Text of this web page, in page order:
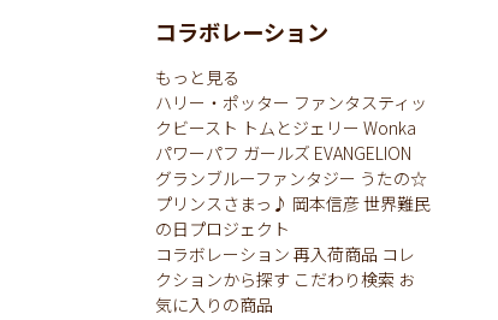
コラボレーション
もっと見る
ハリー・ポッター ファンタスティッ
クビースト トムとジェリー Wonka
パワーパフ ガールズ EVANGELION
グランブルーファンタジー うたの☆
プリンスさまっ♪ 岡本信彦世界難民
の日プロジェクト
コラボレーション 再入荷商品 コレ
クションから探す こだわり検索 お
気に入りの商品